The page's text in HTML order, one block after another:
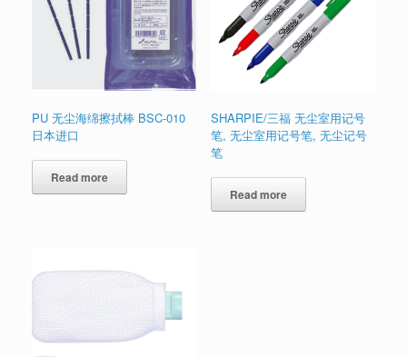
PU 无尘海绵擦拭棒 BSC-010
日本进口
Read more
SHARPIE/三福 无尘室用记号
笔, 无尘室用记号笔, 无尘记号
笔
Read more